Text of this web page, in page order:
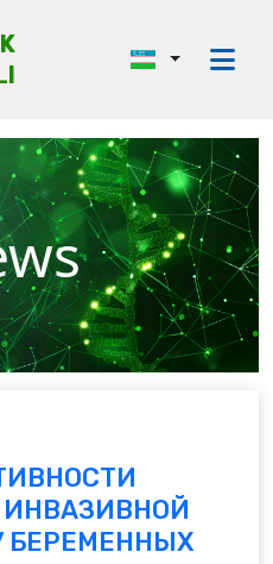
kengashi
chiqish
БЕРЕМЕННЫХ